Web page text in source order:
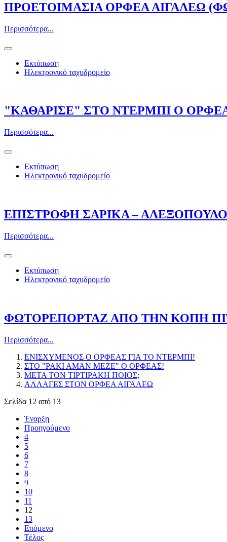
ΠΡΟΕΤΟΙΜΑΣΙΑ ΟΡΦΕΑ ΑΙΓΑΛΕΩ
Περισσότερα...
Εκτύπωση
Ηλεκτρονικό ταχυδρομείο
"ΚΑΘΑΡΙΣΕ" ΣΤΟ ΝΤΕΡΜΠΙ Ο
Περισσότερα...
Εκτύπωση
Ηλεκτρονικό ταχυδρομείο
ΕΠΙΣΤΡΟΦΗ ΣΑΡΙΚΑ –
Περισσότερα...
Εκτύπωση
Ηλεκτρονικό ταχυδρομείο
ΦΩΤΟΡΕΠΟΡΤΑΖ ΑΠΟ ΤΗΝ ΚΟΠΗ
Περισσότερα...
ΕΝΙΣΧΥΜΕΝΟΣ Ο ΟΡΦΕΑΣ ΓΙΑ ΤΟ ΝΤΕΡΜΠΙ!
ΣΤΟ "ΡΑΚΙ ΑΜΑΝ ΜΕΖΕ" Ο ΟΡΦΕΑΣ!
ΜΕΤΑ ΤΟΝ ΤΙΡΤΙΡΑΚΗ ΠΟΙΟΣ;
ΑΛΛΑΓΕΣ ΣΤΟΝ ΟΡΦΕΑ ΑΙΓΑΛΕΩ
Σελίδα 12 από 13
Έναρξη
Προηγούμενο
4
5
6
7
8
9
10
11
12
13
Επόμενο
Τέλος